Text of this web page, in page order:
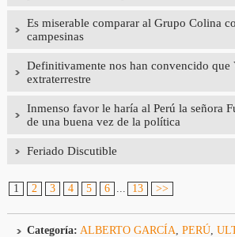
Es miserable comparar al Grupo Colina
campesinas
Definitivamente nos han convencido que
extraterrestre
Inmenso favor le haría al Perú la señora
de una buena vez de la política
Feriado Discutible
1 2 3 4 5 6 13 >>
Categoría: ALBERTO GARCÍA PERÚ,